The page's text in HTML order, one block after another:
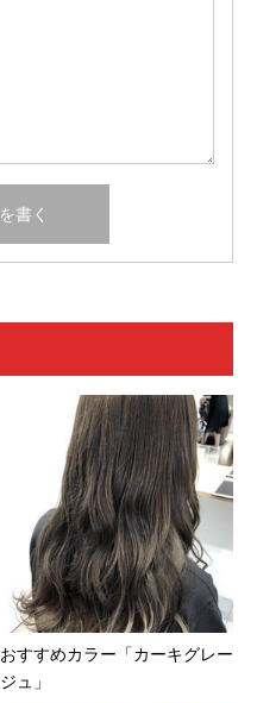
おすすめカラー「カーキグレー
ジュ」